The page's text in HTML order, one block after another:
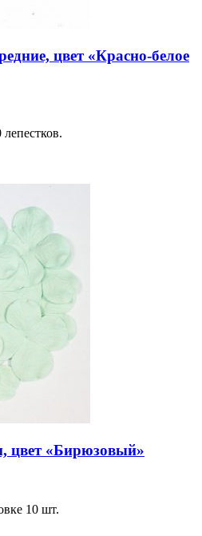
цвет «Красно-белое
цвет «Бирюзовый»
10 шт.